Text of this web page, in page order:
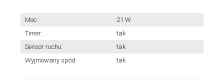
Moc:
21 W
Timer:
tak
Sensor ruchu:
tak
Wyjmowany spód:
tak